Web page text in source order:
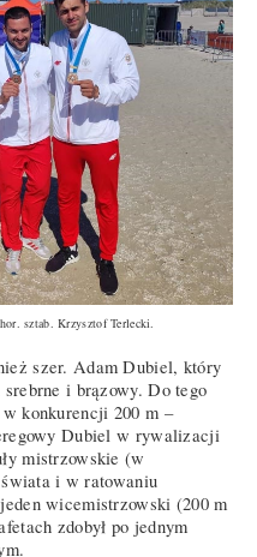
sztab. Krzysztof Terlecki.
szer. Adam Dubiel, który
i brązowy. Do tego
konkurencji 200 m –
Dubiel w rywalizacji
mistrzowskie (w
i w ratowaniu
wicemistrzowski (200 m
zdobył po jednym